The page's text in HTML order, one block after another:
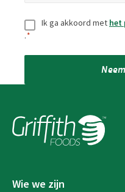
Toestemming *
Ik ga akkoord met het
.*
Wie we zijn